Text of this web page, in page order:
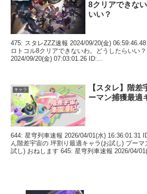
8クリアできな
いい？
475: スタレZZZ速報 2024/09/20(金)
ロトコル8クリアできないわ。どうしたらいい
2024/09/20(金) 07:03:01.26 ID:...
キャラ
【スタレ】階
ーマン捕獲最適
644: 星穹列車速報 2026/04/01(水) 16:36:01.31
ん階差宇宙の 坪割り最適キャラ(お試し) プーマ
試し) おねします 645: 星穹列車速報 2026/04/